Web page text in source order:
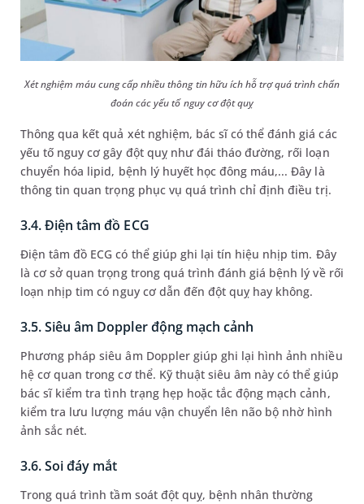
Xét nghiệm máu cung cấp nhiều thông tin hữu ích hỗ trợ quá trình chẩn
đoán các yếu tố nguy cơ đột quỵ
Thông qua kết quả xét nghiệm, bác sĩ có thể đánh giá các
yếu tố nguy cơ gây đột quỵ như đái tháo đường, rối loạn
chuyển hóa lipid, bệnh lý huyết học đông máu,... Đây là
thông tin quan trọng phục vụ quá trình chỉ định điều trị.
3.4. Điện tâm đồ ECG
Điện tâm đồ ECG có thể giúp ghi lại tín hiệu nhịp tim. Đây
là cơ sở quan trọng trong quá trình đánh giá bệnh lý về rối
loạn nhịp tim có nguy cơ dẫn đến đột quỵ hay không.
3.5. Siêu âm Doppler động mạch cảnh
Phương pháp siêu âm Doppler giúp ghi lại hình ảnh nhiều
hệ cơ quan trong cơ thể. Kỹ thuật siêu âm này có thể giúp
bác sĩ kiểm tra tình trạng hẹp hoặc tắc động mạch cảnh,
kiểm tra lưu lượng máu vận chuyển lên não bộ nhờ hình
ảnh sắc nét.
3.6. Soi đáy mắt
Trong quá trình tầm soát đột quỵ, bệnh nhân thường